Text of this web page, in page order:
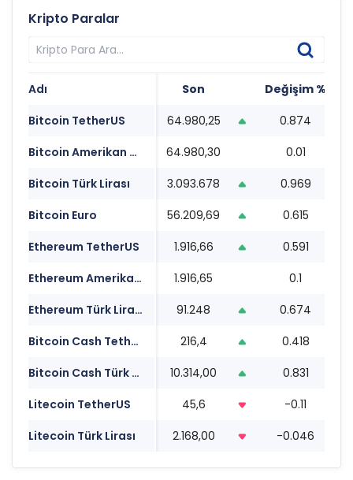
Kripto Paralar
Adı Son Değişim %
Bitcoin TetherUS
64.980,25 0.874
Bitcoin Amerikan Doları
64.980,30 0.01
Bitcoin Türk Lirası
3.093.678 0.969
Bitcoin Euro
56.209,69 0.615
Ethereum TetherUS
1.916,66 0.591
Ethereum Amerikan Doları
1.916,65 0.1
Ethereum Türk Lirası
91.248 0.674
Bitcoin Cash TetherUS
216,4 0.418
Bitcoin Cash Türk Lirası
10.314,00 0.831
Litecoin TetherUS
45,6 -0.11
Litecoin Türk Lirası
2.168,00 -0.046